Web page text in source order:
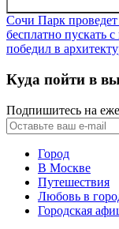
Сочи Парк
бесплатно пускать
победил в
Куда пойти в
Подпишитесь на
Город
В Москве
Путешествия
Любовь в
Городская